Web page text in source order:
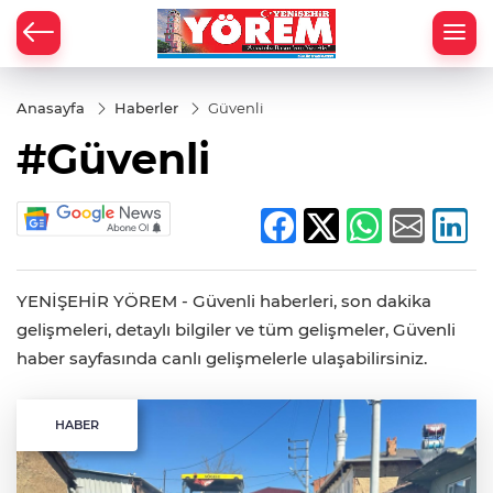
Anasayfa Haberler Güvenli
#Güvenli
YENİŞEHİR YÖREM - Güvenli haberleri, son dakika
gelişmeleri, detaylı bilgiler ve tüm gelişmeler, Güvenli
haber sayfasında canlı gelişmelerle ulaşabilirsiniz.
HABER